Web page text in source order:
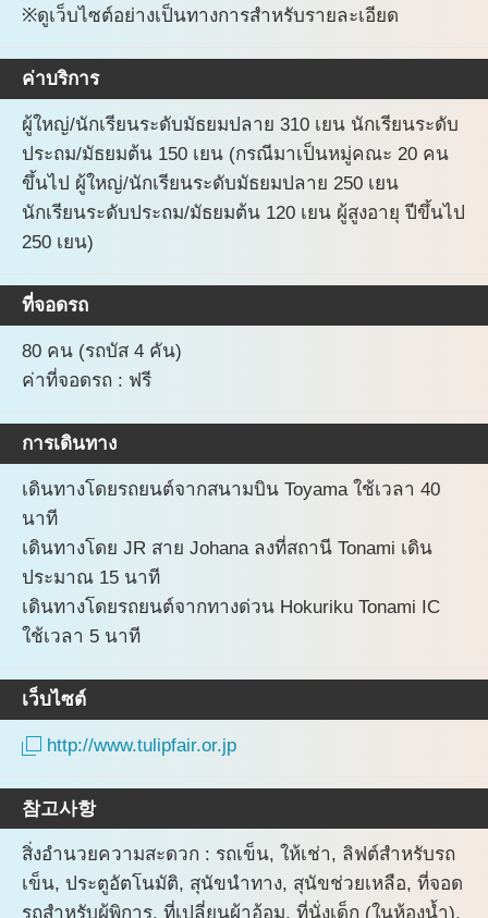
※ดูเว็บไซต์อย่างเป็นทางการสำหรับรายละเอียด
ค่าบริการ
ผู้ใหญ่/นักเรียนระดับมัธยมปลาย 310 เยน นักเรียนระดับ
ประถม/มัธยมต้น 150 เยน (กรณีมาเป็นหมู่คณะ 20 คน
ขึ้นไป ผู้ใหญ่/นักเรียนระดับมัธยมปลาย 250 เยน
นักเรียนระดับประถม/มัธยมต้น 120 เยน ผู้สูงอายุ ปีขึ้นไป
250 เยน)
ที่จอดรถ
80 คน (รถบัส 4 คัน)
ค่าที่จอดรถ : ฟรี
การเดินทาง
เดินทางโดยรถยนต์จากสนามบิน Toyama ใช้เวลา 40
นาที
เดินทางโดย JR สาย Johana ลงที่สถานี Tonami เดิน
ประมาณ 15 นาที
เดินทางโดยรถยนต์จากทางด่วน Hokuriku Tonami IC
ใช้เวลา 5 นาที
เว็บไซต์
http://www.tulipfair.or.jp
참고사항
สิ่งอำนวยความสะดวก : รถเข็น, ให้เช่า, ลิฟต์สำหรับรถ
เข็น, ประตูอัตโนมัติ, สุนัขนำทาง, สุนัขช่วยเหลือ, ที่จอด
รถสำหรับผู้พิการ, ที่เปลี่ยนผ้าอ้อม, ที่นั่งเด็ก (ในห้องน้ำ),